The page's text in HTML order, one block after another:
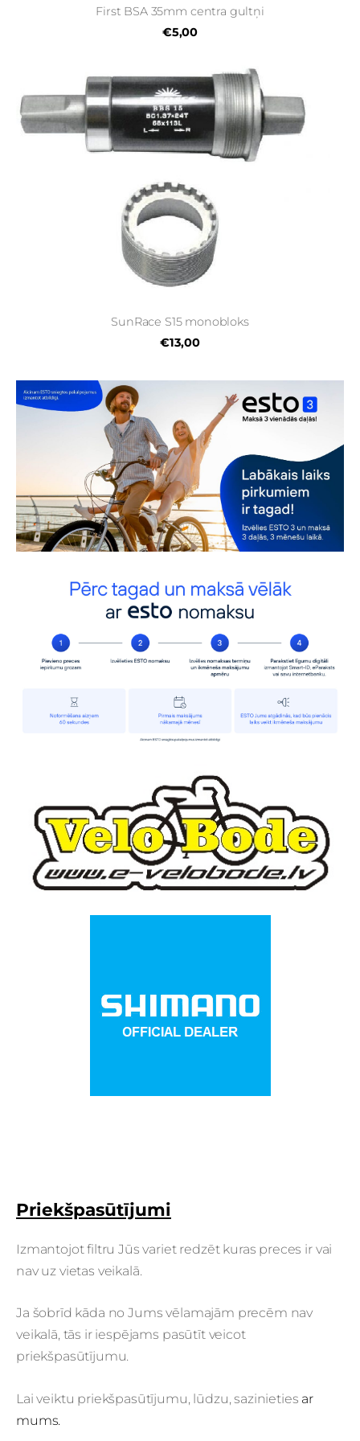
Priekšpasūtījumi
Izmantojot filtru Jūs variet redzēt kuras preces ir vai
nav uz vietas veikalā.
Ja šobrīd kāda no Jums vēlamajām precēm nav
veikalā, tās ir iespējams pasūtīt veicot
priekšpasūtījumu.
Lai veiktu priekšpasūtījumu, lūdzu, sazinieties ar
mums.
First BSA 35mm centra gultņi
€5,00
SunRace S15 monobloks
€13,00